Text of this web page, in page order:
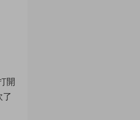
開
了